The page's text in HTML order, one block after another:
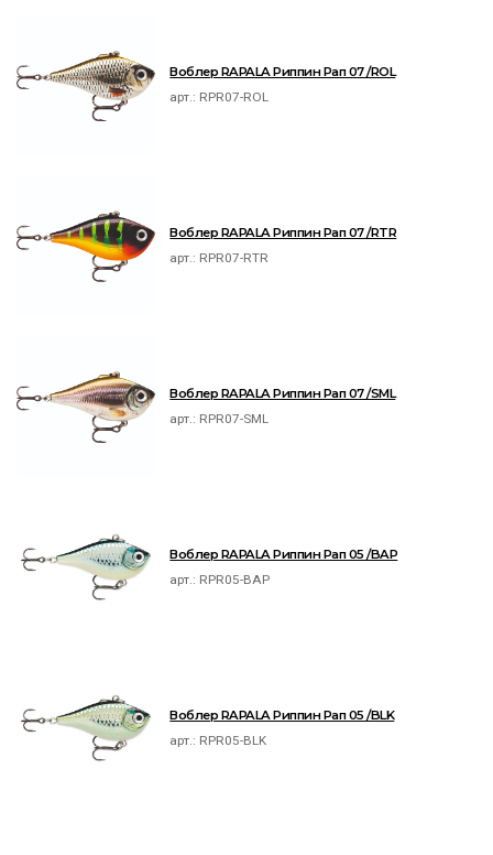
Воблер RAPALA Риппин Рап 07 /ROL
арт.: RPR07-ROL
Воблер RAPALA Риппин Рап 07 /RTR
арт.: RPR07-RTR
Воблер RAPALA Риппин Рап 07 /SML
арт.: RPR07-SML
Воблер RAPALA Риппин Рап 05 /BAP
арт.: RPR05-BAP
Воблер RAPALA Риппин Рап 05 /BLK
арт.: RPR05-BLK